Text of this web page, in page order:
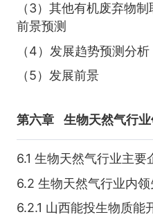
（3）其他有机废弃物
前景预测
（4）发展趋势预测分析
（5）发展前景
第六章 生物天然气行
6.1 生物天然气行业主要
6.2 生物天然气行业内
6.2.1 山西能投生物质能